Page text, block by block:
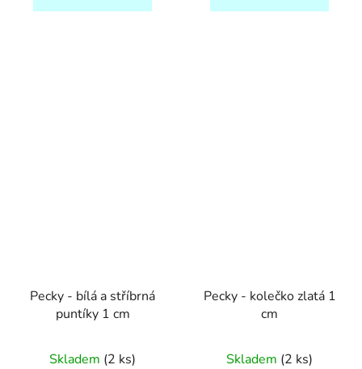
Pecky - bílá a stříbrná
puntíky 1 cm
Skladem (2 ks)
Pecky - kolečko zlatá 1
cm
Skladem (2 ks)